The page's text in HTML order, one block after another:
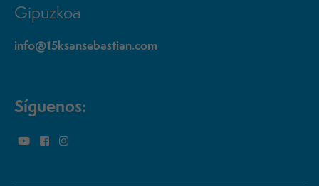
Gipuzkoa
info@15ksansebastian.com
Síguenos: